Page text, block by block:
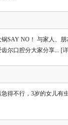
SAY NO！ 与家人、
尔口腔分大家分享... [
得不行，3岁的女儿有